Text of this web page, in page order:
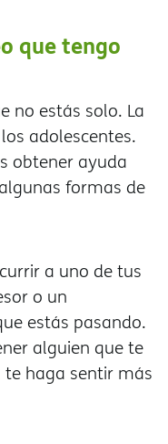
que tengo
no estás solo. La
adolescentes.
obtener ayuda
formas de
a uno de tus
o un
estás pasando.
alguien que te
te haga sentir más